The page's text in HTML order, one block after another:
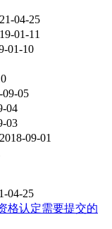
04-25
01-11
01-10
09-05
04
03
2018-09-01
04-25
格认定需要提交的